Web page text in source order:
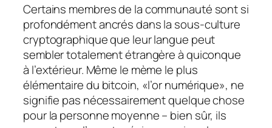
Certains membres de la communauté sont si
profondément ancrés dans la sous-culture
cryptographique que leur langue peut
sembler totalement étrangère à quiconque
à l’extérieur. Même le mème le plus
élémentaire du bitcoin, «l’or numérique», ne
signifie pas nécessairement quelque chose
pour la personne moyenne – bien sûr, ils